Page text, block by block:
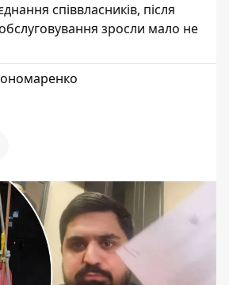
співвласників, після
зросли мало не